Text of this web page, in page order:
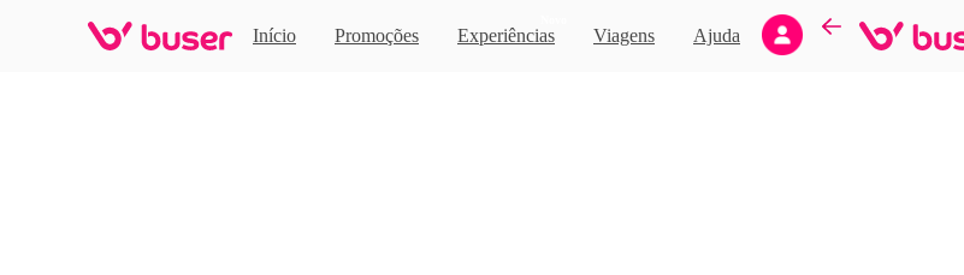
Início Promoções Experiências Viagens Ajuda
Home